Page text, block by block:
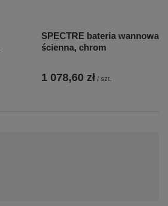
SPECTRE bateria wannowa
ścienna, chrom
1 078,60 zł / szt.